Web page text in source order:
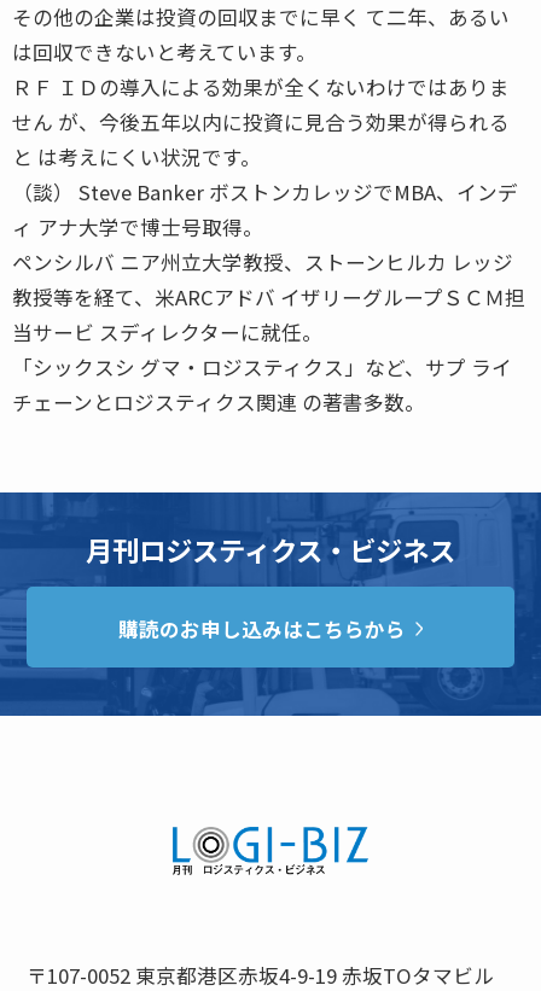
その他の企業は投資の回収までに早く て二年、あるい
は回収できないと考えています。
ＲＦ ＩＤの導入による効果が全くないわけではありま
せん が、今後五年以内に投資に見合う効果が得られる
と は考えにくい状況です。
（談） Steve Banker ボストンカレッジでMBA、インデ
ィ アナ大学で博士号取得。
ペンシルバ ニア州立大学教授、ストーンヒルカ レッジ
教授等を経て、米ARCアドバ イザリーグループＳＣＭ担
当サービ スディレクターに就任。
「シックスシ グマ・ロジスティクス」など、サプ ライ
チェーンとロジスティクス関連 の著書多数。
月刊ロジスティクス・ビジネス
購読のお申し込みはこちらから
〒107-0052 東京都港区赤坂4-9-19 赤坂TOタマビル